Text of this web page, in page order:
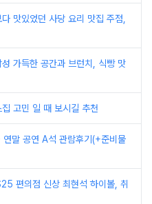
맛있었던 사당 요리 맛집 주점,
가득한 공간과 브런치, 식빵 맛
고민 일 때 보시길 추천
말 공연 A석 관람후기(+준비물
편의점 신상 최현석 하이볼, 취